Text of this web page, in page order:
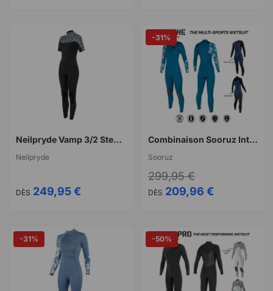
Neilpryde Vamp 3/2 Steamer S/L FL BZ 2026
Neilpryde
DÈS 249,95 €
Combinaison Sooruz Integrale Women 5/4/3 FZ DIVINE - Oysterprene EM
Sooruz
DÈS 209,96 €
299,95 €
-31%
-31% -50%